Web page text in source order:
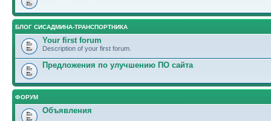
БЛОГ СИСАДМИНА-ТРАНСПОРТНИКА
Your first forum
Description of your first forum.
Предложения по улучшению ПО сайта
ФОРУМ
Объявления